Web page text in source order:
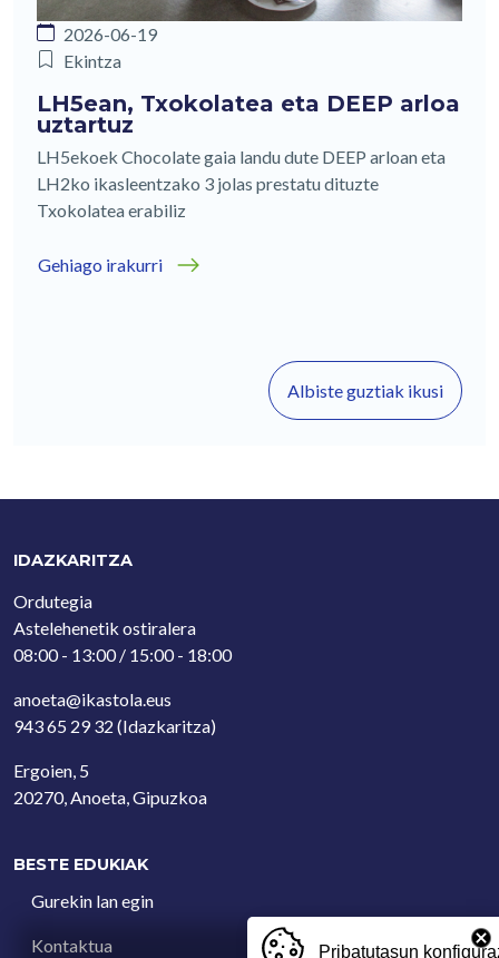
2026-06-19
Ekintza
LH5ean, Txokolatea eta DEEP arloa
uztartuz
LH5ekoek Chocolate gaia landu dute DEEP arloan eta
LH2ko ikasleentzako 3 jolas prestatu dituzte
Txokolatea erabiliz
Gehiago irakurri
Albiste guztiak ikusi
IDAZKARITZA
Ordutegia
Astelehenetik ostiralera
08:00 - 13:00 / 15:00 - 18:00
anoeta@ikastola.eus
943 65 29 32 (Idazkaritza)
Ergoien, 5
20270, Anoeta, Gipuzkoa
BESTE EDUKIAK
Gurekin lan egin
Kontaktua Pribatutasun